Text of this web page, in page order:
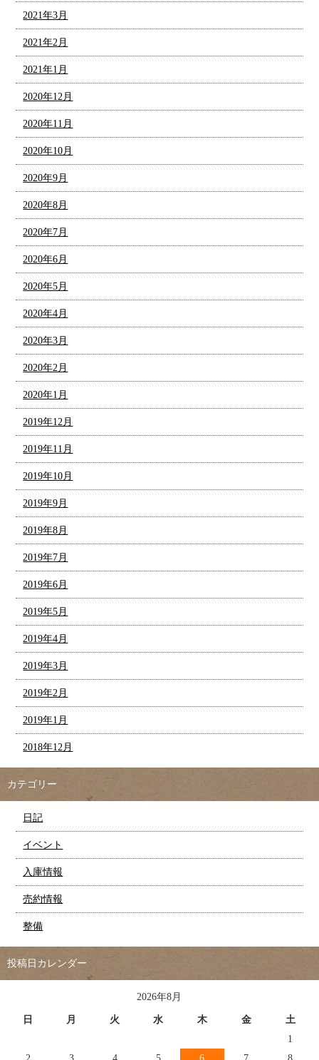
2021年3月
2021年2月
2021年1月
2020年12月
2020年11月
2020年10月
2020年9月
2020年8月
2020年7月
2020年6月
2020年5月
2020年4月
2020年3月
2020年2月
2020年1月
2019年12月
2019年11月
2019年10月
2019年9月
2019年8月
2019年7月
2019年6月
2019年5月
2019年4月
2019年3月
2019年2月
2019年1月
2018年12月
カテゴリー
日記
イベント
入庫情報
売約情報
整備
投稿日カレンダー
2026年8月
日 月 火 水 木 金
土
1